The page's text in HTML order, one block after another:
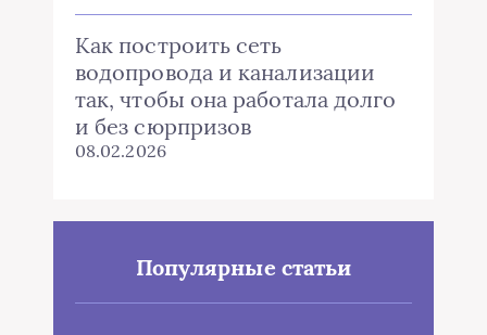
Как построить сеть
водопровода и канализации
так, чтобы она работала долго
и без сюрпризов
08.02.2026
Популярные статьи